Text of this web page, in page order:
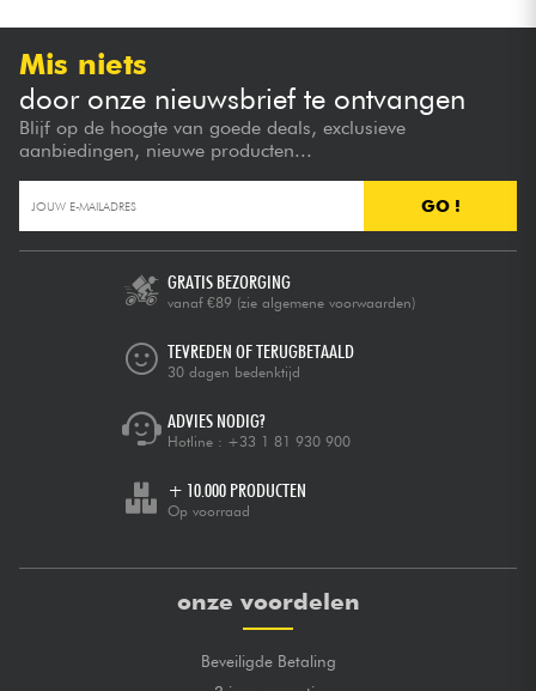
Mis niets
door onze nieuwsbrief te ontvangen
Blijf op de hoogte van goede deals, exclusieve
aanbiedingen, nieuwe producten...
GO !
GRATIS BEZORGING
vanaf €89 (zie algemene voorwaarden)
TEVREDEN OF TERUGBETAALD
30 dagen bedenktijd
ADVIES NODIG?
Hotline : +33 1 81 930 900
+ 10.000 PRODUCTEN
Op voorraad
onze voordelen
Beveiligde Betaling